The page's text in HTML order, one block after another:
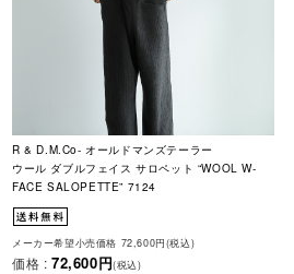
R & D.M.Co- オールドマンズテーラー
ウール ダブルフェイス サロペット “WOOL W-
FACE SALOPETTE” 7124
メーカー希望小売価格 72,600円(税込)
価格 : 72,600円(税込)